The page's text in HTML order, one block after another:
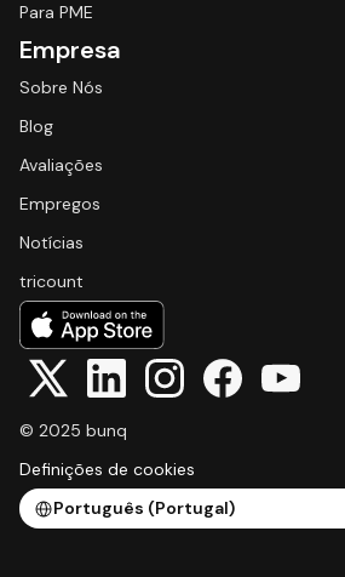
Para PME
Empresa
Sobre Nós
Blog
Avaliações
Empregos
Notícias
tricount
© 2025 bunq
Definições de cookies
Select Language
Português (Portugal)